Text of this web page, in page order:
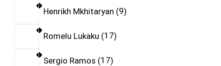
Henrikh Mkhitaryan 9
Romelu Lukaku 17
Sergio Ramos 17